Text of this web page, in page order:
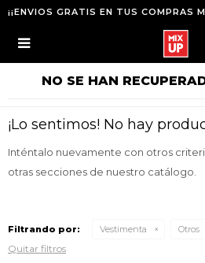
¡¡ENVIOS GRATIS EN TUS COMPRAS

NO SE HAN
¡Lo sentimos! No hay
Inténtalo nuevamente con otros
otras secciones de nuestro catálogo.
Filtrando por: Vestimenta Otros
Quitar filtros